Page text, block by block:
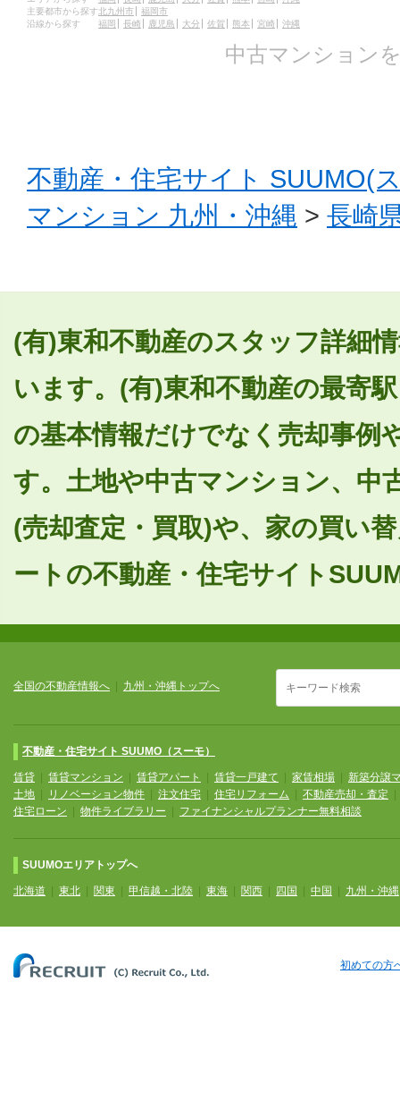
主要都市から探す北九州市
福岡市
沿線から探す
福岡 長崎 鹿児島 大分 佐賀 熊本 宮崎 沖縄
中古マンション
不動産・住宅サイト SUUMO(
マンション 九州・沖縄 > 長崎
(有)東和不動産のスタッフ詳細
います。(有)東和不動産の最寄
の基本情報だけでなく売却事例
す。土地や中古マンション、中
(売却査定・買取)や、家の買い
ートの不動産・住宅サイト
全国の不動産情報へ 九州・沖縄トップへ
不動産・住宅サイト SUUMO（スーモ）
賃貸 賃貸マンション 賃貸アパート 賃貸一戸建て 家賃相場
新築分譲
土地
リノベーション物件 注文住宅 住宅リフォーム 不動産売却・査定
住宅ローン
物件ライブラリー ファイナンシャルプランナー無料相談
SUUMOエリアトップへ
北海道 東北 関東 甲信越・北陸 東海 関西 四国 中国 九州・沖縄
初めての方